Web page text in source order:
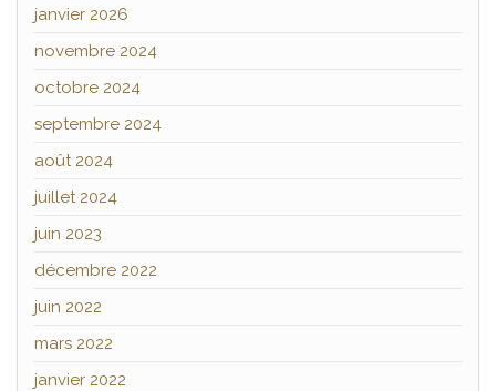
janvier 2026
novembre 2024
octobre 2024
septembre 2024
août 2024
juillet 2024
juin 2023
décembre 2022
juin 2022
mars 2022
janvier 2022